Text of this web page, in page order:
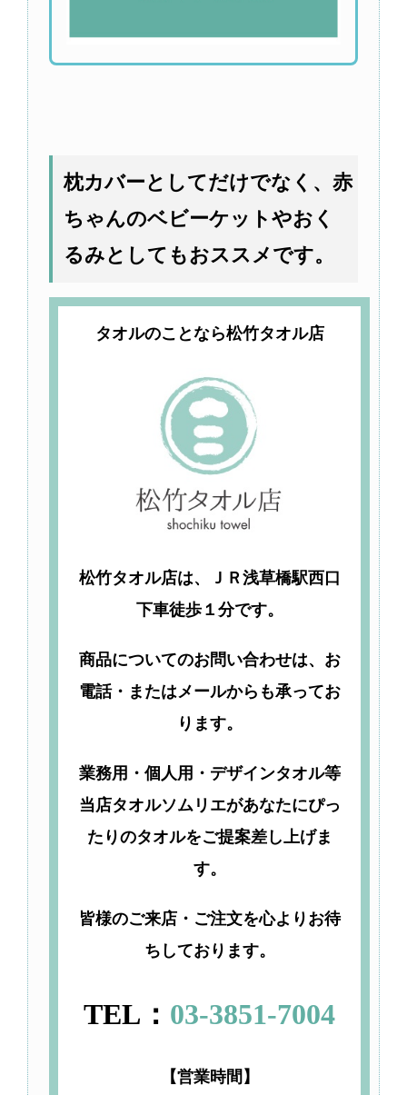
枕カバーとしてだけでなく、赤
ちゃんのベビーケットやおく
るみとしてもおススメです。
タオルのことなら松竹タオル店
松竹タオル店は、ＪＲ浅草橋駅西口
下車徒歩１分です。
商品についてのお問い合わせは、お
電話・またはメールからも承ってお
ります。
業務用・個人用・デザインタオル等
当店タオルソムリエがあなたにぴっ
たりのタオルをご提案差し上げま
す。
皆様のご来店・ご注文を心よりお待
ちしております。
TEL： 03-3851-7004
【営業時間】